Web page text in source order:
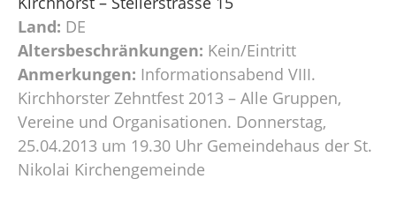
Land: DE
Altersbeschränkungen: Kein/Eintritt
Anmerkungen: Informationsabend VIII.
Kirchhorster Zehntfest 2013 – Alle Gruppen,
Vereine und Organisationen. Donnerstag,
25.04.2013 um 19.30 Uhr Gemeindehaus der St.
Nikolai Kirchengemeinde